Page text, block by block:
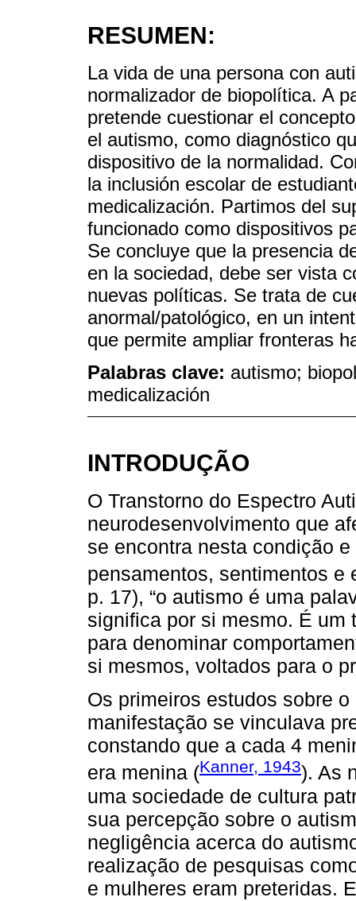
RESUMEN:
La vida de una persona con
normalizador de biopolítica. A
pretende cuestionar el
el autismo, como diagnóstico
dispositivo de la normalidad.
la inclusión escolar de
medicalización. Partimos del
funcionado como dispositivos
Se concluye que la presencia
en la sociedad, debe ser vista
nuevas políticas. Se trata de
anormal/patológico, en un
que permite ampliar fronteras
Palabras clave: autismo;
medicalización
INTRODUÇÃO
O Transtorno do Espectro
neurodesenvolvimento que
se encontra nesta condição
pensamentos, sentimentos
p. 17), “o autismo é uma
significa por si mesmo. É um
para denominar
si mesmos, voltados para o
Os primeiros estudos sobre
manifestação se vinculava
constando que a cada 4
era menina (Kanner, 1943). As
uma sociedade de cultura
sua percepção sobre o
negligência acerca do
realização de pesquisas
e mulheres eram preteridas.